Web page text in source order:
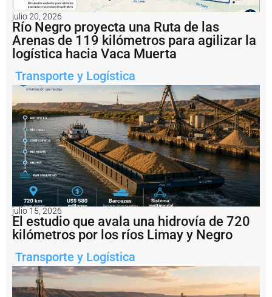
u
s
o
u
n
a
m
u
lt
a
d
e
U
S
D
1
m
il
l
n
e
s
a
julio 20, 2026
Río Negro proyecta una Ruta de las
Arenas de 119 kilómetros para agilizar la
logística hacia Vaca Muerta
Transporte y Logística
julio 15, 2026
El estudio que avala una hidrovía de 720
kilómetros por los ríos Limay y Negro
Transporte y Logística